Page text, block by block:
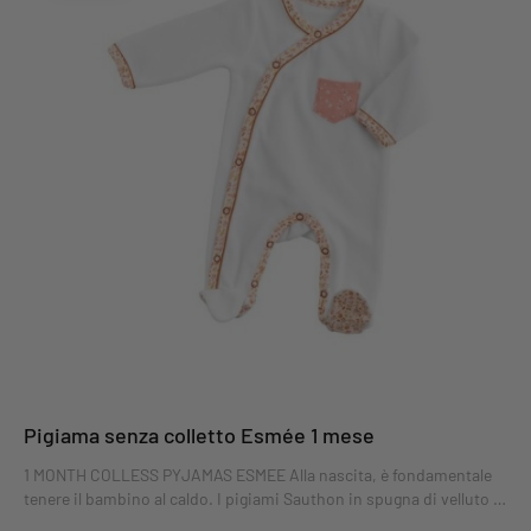
Pigiama senza colletto Esmée 1 mese
1 MONTH COLLESS PYJAMAS ESMEE Alla nascita, è fondamentale
tenere il bambino al caldo. I pigiami Sauthon in spugna di velluto e